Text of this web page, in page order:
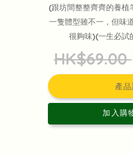
(跟坊間整整齊齊的養植
一隻體型雖不一，但味
很夠味)(一生必試
HK$69.00
產
加入購